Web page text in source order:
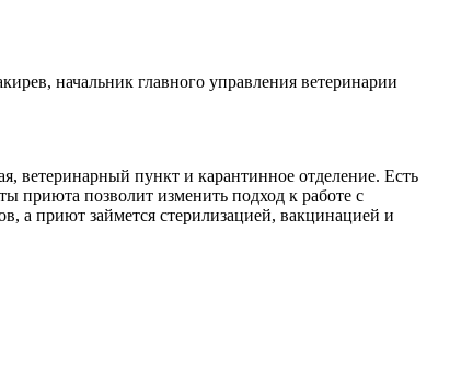
начальник главного управления ветеринарии
ветеринарный пункт и карантинное отделение. Есть
приюта позволит изменить подход к работе с
а приют займется стерилизацией, вакцинацией и